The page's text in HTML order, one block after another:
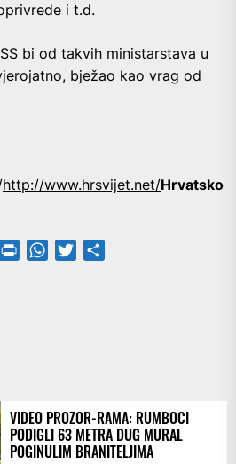
i t.d.
bi od takvih ministarstava u
bježao kao vrag od
http://www.hrsvijet.net/Hrvatsko
TelegramPrintFriendly
WhatsApp
Twitter
VIDEO PROZOR-RAMA: RUMBOCI
PODIGLI 63 METRA DUG MURAL
POGINULIM BRANITELJIMA